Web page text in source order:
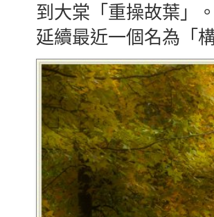
到大棠「重操故葉」
延續最近一個名為「